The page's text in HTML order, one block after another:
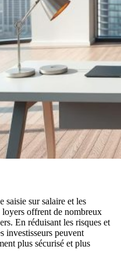
saisie sur salaire et les
offrent de nombreux
En réduisant les risques et
investisseurs peuvent
plus sécurisé et plus